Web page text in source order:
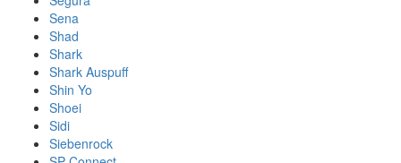
Sena
Shad
Shark
Shark Auspuff
Shin Yo
Shoei
Sidi
Siebenrock